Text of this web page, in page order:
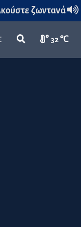
ζωντανά
32 ℃